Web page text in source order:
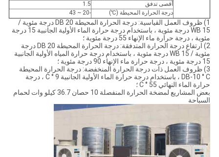
أقصى تدفق
1.5
درجة الحرارة المحيطة (℃)
-20 ~ 43
1) ظروف العمل القياسية: درجة الحرارة المحيطة DB 20 درجة مئوية /
WB 15 درجة مئوية ، باستخدام درجة حرارة الماء الأولية الجانبية 15 درجة
مئوية ، درجة حرارة ماء الإنهاء 55 درجة مئوية ؛
2) ارتفاع درجة الحرارة المتدفقة: درجة الحرارة المحيطة DB 20 درجة
مئوية / WB 15 درجة مئوية ، باستخدام درجة حرارة المياه الأولية الجانبية
15 درجة مئوية ، درجة حرارة ماء الإنهاء 90 درجة مئوية ؛
3) ظروف العمل ذات درجة الحرارة المنخفضة: درجة الحرارة المحيطة
DB-10 ° C ، باستخدام درجة حرارة الماء الأولية الجانبية 9 ° C ، درجة
حرارة الماء النهائي 55 ° C ؛
بعض المشاريع لمضخة الحرارة المنفصلة 10 حصان 36.7 كيلو وات لحمام
السباحة